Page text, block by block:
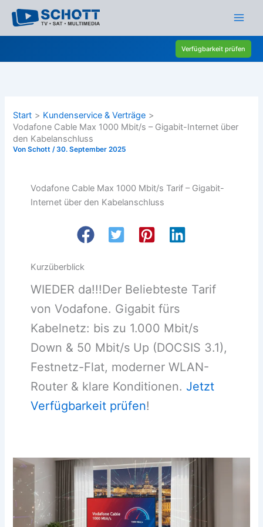
Inhalt
springen
Verfügbarkeit prüfen
Start
Kundenservice & Verträge
Vodafone Cable Max 1000 Mbit/s – Gigabit-Internet über
den Kabelanschluss
VonSchott/30. September 2025
Vodafone Cable Max 1000 Mbit/s Tarif – Gigabit-
Internet über den Kabelanschluss
Kurzüberblick
WIEDER da!!!Der Beliebteste Tarif
von Vodafone. Gigabit fürs
Kabelnetz: bis zu 1.000 Mbit/s
Down & 50 Mbit/s Up (DOCSIS 3.1),
Festnetz-Flat, moderner WLAN-
Router & klare Konditionen. Jetzt
Verfügbarkeit prüfen!